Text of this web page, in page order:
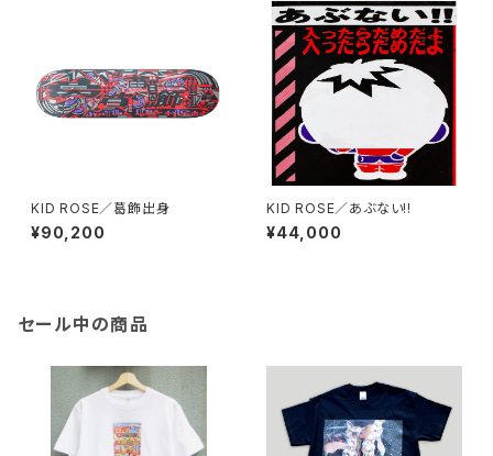
KID ROSE／葛飾出身
¥90,200
KID ROSE／あぶない!!
¥44,000
セール中の商品